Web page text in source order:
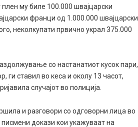
му биле 100.000 швајцарски
франци од 1.000.000 швајцарски
неколкупати првично украл 375.000
со настанатиот кусок пари,
ги ставил во кеса и околу 13 часот,
случајот во полиција.
и разговори со одговорни лица во
докази кои укажуваат на